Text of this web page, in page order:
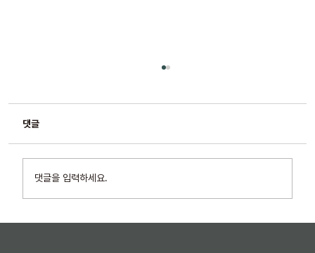
댓글
댓글을 입력하세요.